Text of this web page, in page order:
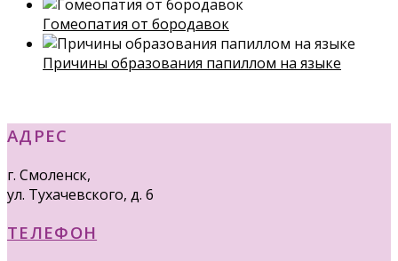
Гомеопатия от бородавок
Причины образования папиллом на языке
АДРЕС
г. Смоленск,
ул. Тухачевского, д. 6
ТЕЛЕФОН